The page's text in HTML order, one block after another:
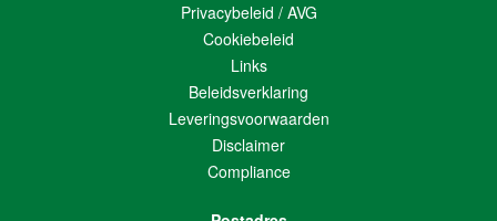
Privacybeleid / AVG
Cookiebeleid
Links
Beleidsverklaring
Leveringsvoorwaarden
Disclaimer
Compliance